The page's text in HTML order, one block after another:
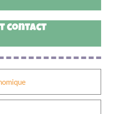
contact